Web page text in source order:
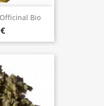
Bio